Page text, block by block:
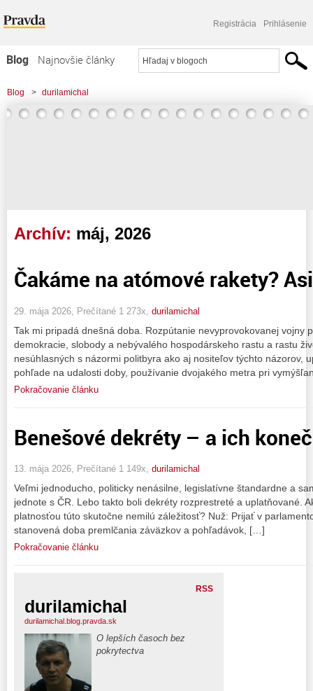
Registrácia Prihlásenie
Blog
Najnovšie články
Najčítanejšie články
Najkomentovanejšie články
Blog > durilamichal
Archív: máj, 2026
Čakáme na atómové rakety?
29. mája 2026, Prečítané 1 273x, durilamichal
Tak mi pripadá dnešná doba. Rozpútanie nevyprovokovanej vojny
demokracie, slobody a nebývalého hospodárskeho rastu a rastu
nesúhlasných s názormi politbyra ako aj nositeľov týchto názorov,
pohľade na udalosti doby, používanie dvojakého metra pri
Pokračovanie článku
Benešové dekréty – a ich
13. mája 2026, Prečítané 1 149x, durilamichal
Veľmi jednoducho, politicky nenásilne, legislatívne štandardne a
jednote s ČR. Lebo takto boli dekréty rozprestreté a uplatňované.
platnosťou túto skutočne nemilú záležitosť? Nuž: Prijať v
stanovená doba premlčania záväzkov a pohľadávok, […]
Pokračovanie článku
RSS
durilamichal
durilamichal.blog.pravda.sk
O lepších časoch bez
pokrytectva